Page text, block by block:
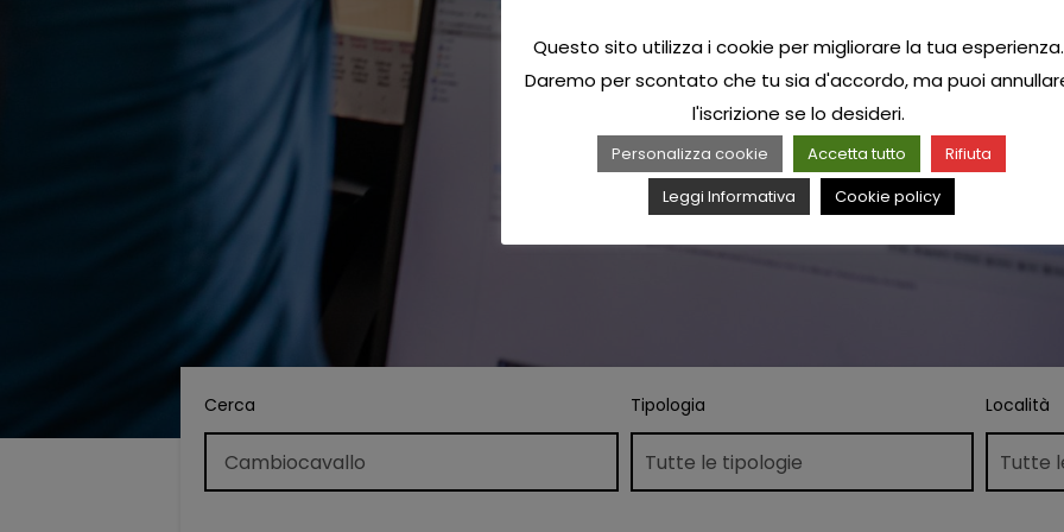
Cerca Tipologia Località
Questo sito utilizza i cookie per migliorare la tua esperienza.
Daremo per scontato che tu sia d'accordo, ma puoi
l'iscrizione se lo desideri.
Personalizza cookie Accetta tutto
Rifiuta
Leggi Informativa
Cookie policy